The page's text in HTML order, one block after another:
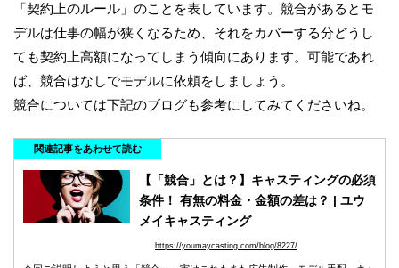
「契約上のルール」のことを表しています。競合があるとモ
デルは仕事の幅が狭くなるため、それをカバーする分どうし
ても契約上高額になってしまう傾向にあります。可能であれ
ば、競合はなしでモデルに依頼をしましょう。
競合については下記のブログも参考にしてみてくださいね。
関連記事をあわせて読む
【「競合」とは？】キャスティングの必須
条件！ 有無の料金・金額の差は？ | ユウ
メイキャスティング
https://youmaycasting.com/blog/8227/